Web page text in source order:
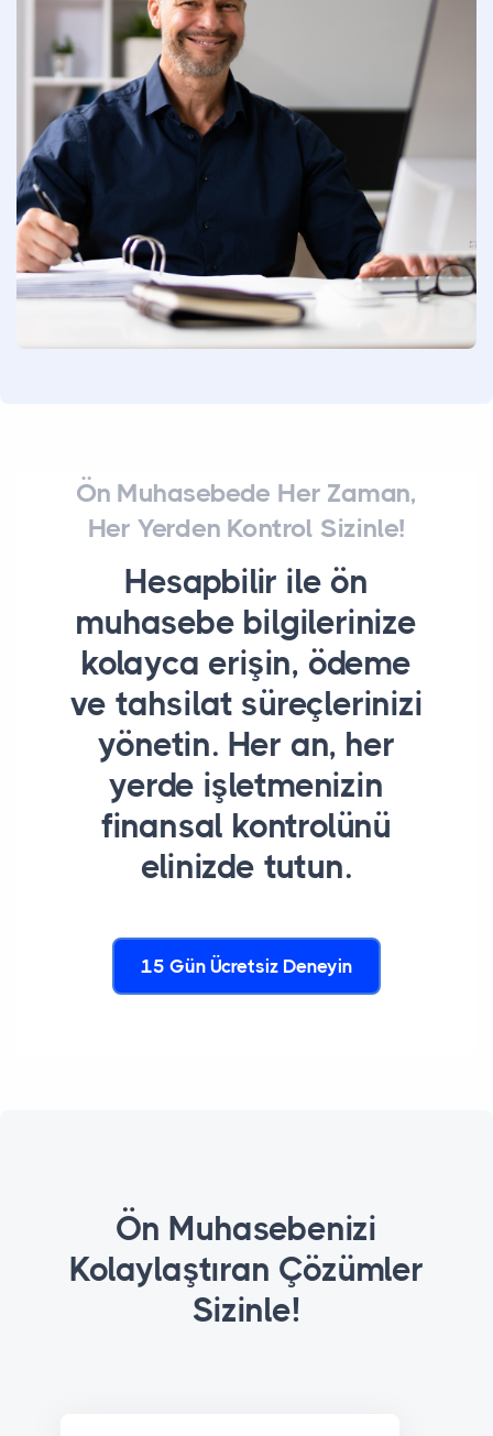
Ön Muhasebede Her Zaman,
Her Yerden Kontrol Sizinle!
Hesapbilir ile ön
muhasebe bilgilerinize
kolayca erişin, ödeme
ve tahsilat süreçlerinizi
yönetin. Her an, her
yerde işletmenizin
finansal kontrolünü
elinizde tutun.
15 Gün Ücretsiz Deneyin
Ön Muhasebenizi
Kolaylaştıran Çözümler
Sizinle!